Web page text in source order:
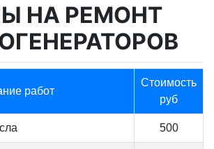
НА РЕМОНТ
работ
Стоимость
руб
500